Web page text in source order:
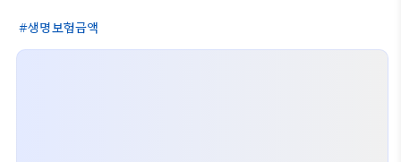
생명보험금액